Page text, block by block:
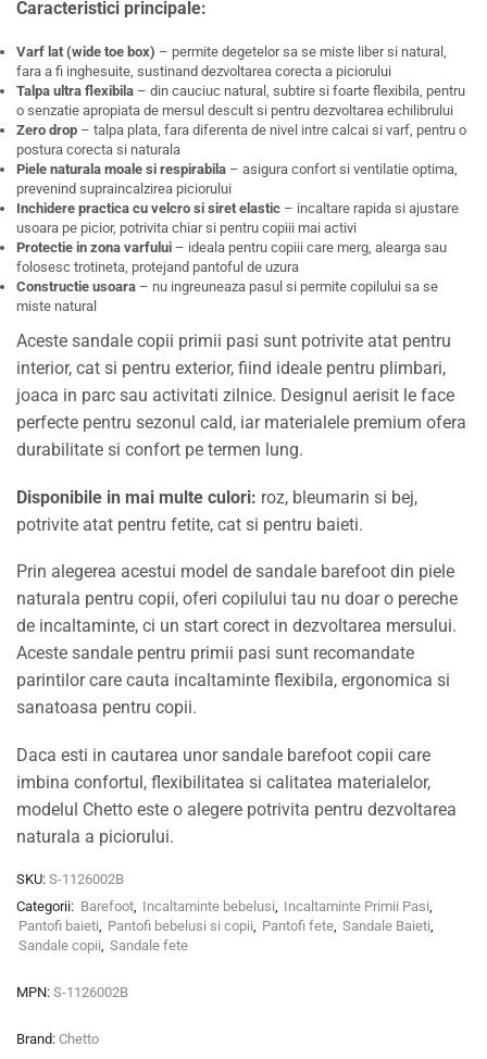
Caracteristici principale:
Varf lat (wide toe box) – permite degetelor sa se miste liber si natural,
fara a fi inghesuite, sustinand dezvoltarea corecta a piciorului
Talpa ultra flexibila – din cauciuc natural, subtire si foarte flexibila, pentru
o senzatie apropiata de mersul descult si pentru dezvoltarea echilibrului
Zero drop – talpa plata, fara diferenta de nivel intre calcai si varf, pentru o
postura corecta si naturala
Piele naturala moale si respirabila – asigura confort si ventilatie optima,
prevenind supraincalzirea piciorului
Inchidere practica cu velcro si siret elastic – incaltare rapida si ajustare
usoara pe picior, potrivita chiar si pentru copiii mai activi
Protectie in zona varfului – ideala pentru copiii care merg, alearga sau
folosesc trotineta, protejand pantoful de uzura
Constructie usoara – nu ingreuneaza pasul si permite copilului sa se
miste natural
Aceste sandale copii primii pasi sunt potrivite atat pentru
interior, cat si pentru exterior, fiind ideale pentru plimbari,
joaca in parc sau activitati zilnice. Designul aerisit le face
perfecte pentru sezonul cald, iar materialele premium ofera
durabilitate si confort pe termen lung.
Disponibile in mai multe culori: roz, bleumarin si bej,
potrivite atat pentru fetite, cat si pentru baieti.
Prin alegerea acestui model de sandale barefoot din piele
naturala pentru copii, oferi copilului tau nu doar o pereche
de incaltaminte, ci un start corect in dezvoltarea mersului.
Aceste sandale pentru primii pasi sunt recomandate
parintilor care cauta incaltaminte flexibila, ergonomica si
sanatoasa pentru copii.
Daca esti in cautarea unor sandale barefoot copii care
imbina confortul, flexibilitatea si calitatea materialelor,
modelul Chetto este o alegere potrivita pentru dezvoltarea
naturala a piciorului.
SKU: S-1126002B
Categorii: Barefoot, Incaltaminte bebelusi, Incaltaminte Primii Pasi,
Pantofi baieti, Pantofi bebelusi si copii, Pantofi fete, Sandale Baieti,
Sandale copii, Sandale fete
MPN: S-1126002B
Brand: Chetto